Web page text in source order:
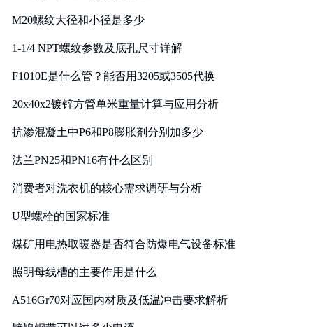
M20螺纹大径和小径是多少
1-1/4 NPT螺纹参数及底孔尺寸详解
F1010E是什么管？能否用3205或3505代换
20x40x2镀锌方管单米重量计算与应用分析
抗渗混凝土中P6和P8膨胀剂分别加多少
法兰PN25和PN16有什么区别
消费者对洗衣机的核心需求调研与分析
U型螺栓的国家标准
煤矿用电热取暖器是否符合防爆电气设备标准
照明母线槽的主要作用是什么
A516Gr70对应国内材质及低温冲击要求解析